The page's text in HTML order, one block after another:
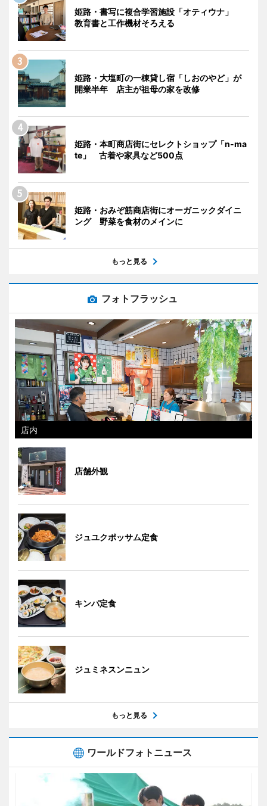
姫路・書写に複合学習施設「オティウナ」
教育書と工作機材そろえる
姫路・大塩町の一棟貸し宿「しおのやど」が
開業半年 店主が祖母の家を改修
姫路・本町商店街にセレクトショップ「n-ma
te」 古着や家具など500点
姫路・おみぞ筋商店街にオーガニックダイニ
ング 野菜を食材のメインに
もっと見る
フォトフラッシュ
店内
店舗外観
ジュユクポッサム定食
キンパ定食
ジュミネスンニュン
もっと見る
ワールドフォトニュース